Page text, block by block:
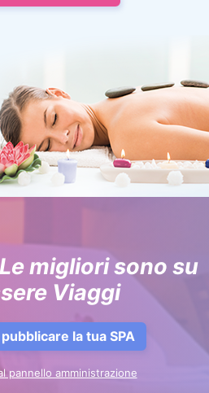
migliori sono su
Viaggi
la tua SPA
pannello amministrazione